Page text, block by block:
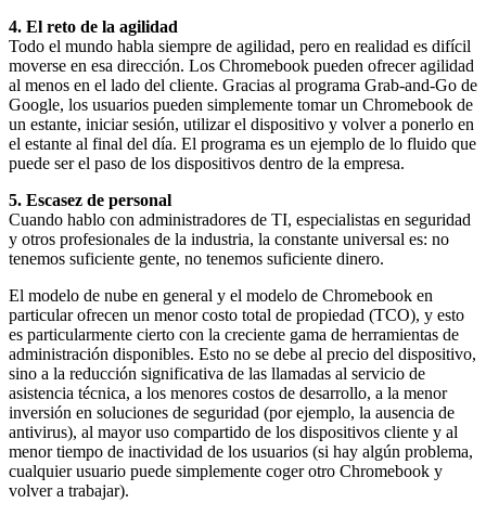
4. El reto de la agilidad
Todo el mundo habla siempre de agilidad, pero en realidad es difícil
moverse en esa dirección. Los Chromebook pueden ofrecer agilidad
al menos en el lado del cliente. Gracias al programa Grab-and-Go de
Google, los usuarios pueden simplemente tomar un Chromebook de
un estante, iniciar sesión, utilizar el dispositivo y volver a ponerlo en
el estante al final del día. El programa es un ejemplo de lo fluido que
puede ser el paso de los dispositivos dentro de la empresa.
5. Escasez de personal
Cuando hablo con administradores de TI, especialistas en seguridad
y otros profesionales de la industria, la constante universal es: no
tenemos suficiente gente, no tenemos suficiente dinero.
El modelo de nube en general y el modelo de Chromebook en
particular ofrecen un menor costo total de propiedad (TCO), y esto
es particularmente cierto con la creciente gama de herramientas de
administración disponibles. Esto no se debe al precio del dispositivo,
sino a la reducción significativa de las llamadas al servicio de
asistencia técnica, a los menores costos de desarrollo, a la menor
inversión en soluciones de seguridad (por ejemplo, la ausencia de
antivirus), al mayor uso compartido de los dispositivos cliente y al
menor tiempo de inactividad de los usuarios (si hay algún problema,
cualquier usuario puede simplemente coger otro Chromebook y
volver a trabajar).